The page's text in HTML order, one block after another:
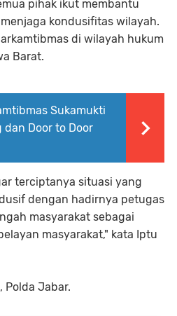
pihak ikut membantu
kondusifitas wilayah.
di wilayah hukum
Barat.
Sukamukti
dan Door to Door
terciptanya situasi yang
dengan hadirnya petugas
masyarakat sebagai
masyarakat," kata Iptu
Polda Jabar.